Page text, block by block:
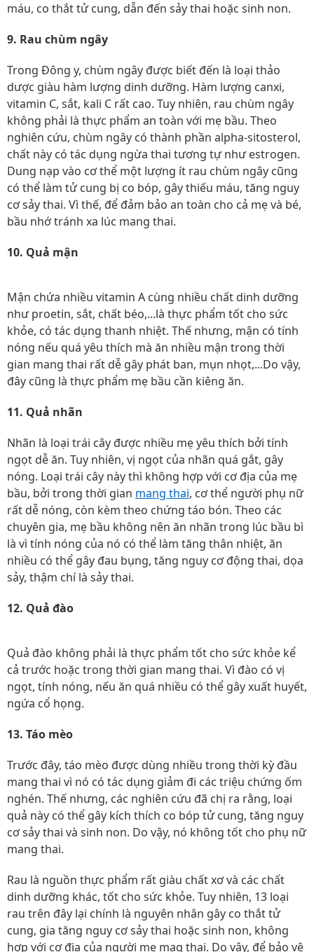
máu, co thắt tử cung, dẫn đến sảy thai hoặc sinh non.
9. Rau chùm ngây
Trong Đông y, chùm ngây được biết đến là loại thảo
dược giàu hàm lượng dinh dưỡng. Hàm lượng canxi,
vitamin C, sắt, kali C rất cao. Tuy nhiên, rau chùm ngây
không phải là thực phẩm an toàn với mẹ bầu. Theo
nghiên cứu, chùm ngây có thành phần alpha-sitosterol,
chất này có tác dụng ngừa thai tương tự như estrogen.
Dung nạp vào cơ thể một lượng ít rau chùm ngây cũng
có thể làm tử cung bị co bóp, gây thiếu máu, tăng nguy
cơ sảy thai. Vì thế, để đảm bảo an toàn cho cả mẹ và bé,
bầu nhớ tránh xa lúc mang thai.
10. Quả mận
Mận chứa nhiều vitamin A cùng nhiều chất dinh dưỡng
như proetin, sắt, chất béo,...là thực phẩm tốt cho sức
khỏe, có tác dụng thanh nhiệt. Thế nhưng, mận có tính
nóng nếu quá yêu thích mà ăn nhiều mận trong thời
gian mang thai rất dễ gây phát ban, mụn nhọt,...Do vậy,
đây cũng là thực phẩm mẹ bầu cần kiêng ăn.
11. Quả nhãn
Nhãn là loại trái cây được nhiều mẹ yêu thích bởi tính
ngọt dễ ăn. Tuy nhiên, vị ngọt của nhãn quá gắt, gây
nóng. Loại trái cây này thì không hợp với cơ địa của mẹ
bầu, bởi trong thời gian mang thai, cơ thể người phụ nữ
rất dễ nóng, còn kèm theo chứng táo bón. Theo các
chuyên gia, mẹ bầu không nên ăn nhãn trong lúc bầu bì
là vì tính nóng của nó có thể làm tăng thân nhiệt, ăn
nhiều có thể gây đau bụng, tăng nguy cơ động thai, dọa
sảy, thậm chí là sảy thai.
12. Quả đào
Quả đào không phải là thực phẩm tốt cho sức khỏe kể
cả trước hoặc trong thời gian mang thai. Vì đào có vị
ngọt, tính nóng, nếu ăn quá nhiều có thể gây xuất huyết,
ngứa cổ họng.
13. Táo mèo
Trước đây, táo mèo được dùng nhiều trong thời kỳ đầu
mang thai vì nó có tác dụng giảm đi các triệu chứng ốm
nghén. Thế nhưng, các nghiên cứu đã chị ra rằng, loại
quả này có thể gây kích thích co bóp tử cung, tăng nguy
cơ sảy thai và sinh non. Do vậy, nó không tốt cho phụ nữ
mang thai.
Rau là nguồn thực phẩm rất giàu chất xơ và các chất
dinh dưỡng khác, tốt cho sức khỏe. Tuy nhiên, 13 loại
rau trên đây lại chính là nguyên nhân gây co thắt tử
cung, gia tăng nguy cơ sảy thai hoặc sinh non, không
hợp với cơ địa của người mẹ mag thai. Do vậy, để bảo vệ